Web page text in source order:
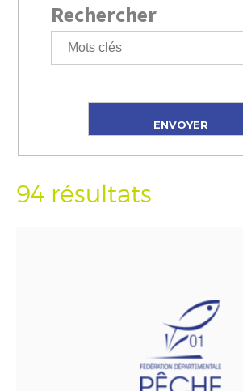
Rechercher
94 résultats